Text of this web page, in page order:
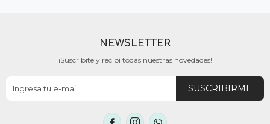
NEWSLETTER
¡Suscribite y recibí todas nuestras novedades!
SUSCRIBIRME
  